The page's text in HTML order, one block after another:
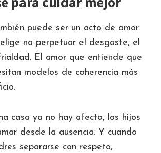
puede ser un acto de amor.
no perpetuar el desgaste, el
El amor que entiende que
modelos de coherencia más
casa ya no hay afecto, los hijos
desde la ausencia. Y cuando
separarse con respeto,